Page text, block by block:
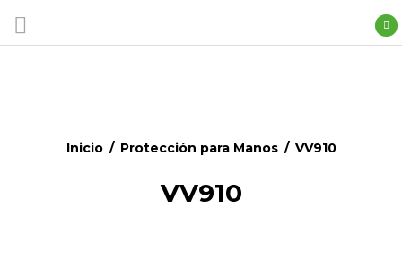
Inicio / Protección para Manos / VV910
VV910